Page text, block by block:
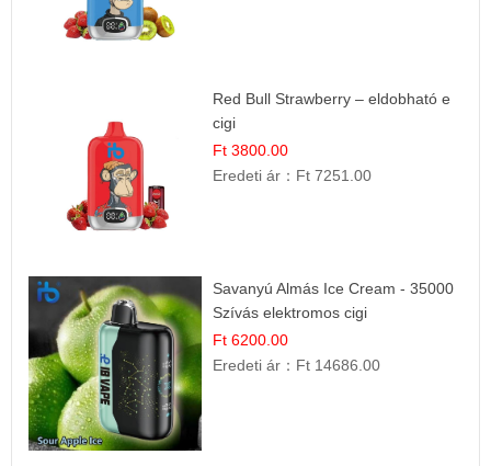
Red Bull Strawberry – eldobható e
cigi
Ft 3800.00
Eredeti ár： Ft 7251.00
Savanyú Almás Ice Cream - 35000
Szívás elektromos cigi
Ft 6200.00
Eredeti ár： Ft 14686.00